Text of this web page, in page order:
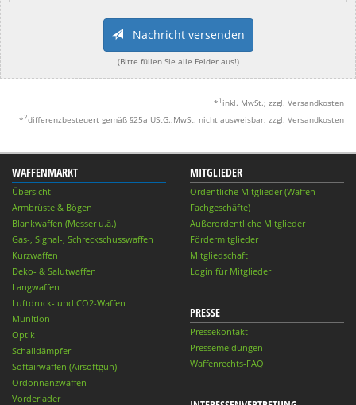
Nachricht versenden
(Bitte füllen Sie alle Felder aus!)
* 1 inkl. MwSt.; zzgl. Versandkosten
*2differenzbesteuert gemäß §25a UStG.;MwSt. nicht ausweisbar; zzgl. Versandkosten
WAFFENMARKT
Übersicht
Armbrüste & Bögen
Blankwaffen (Messer u.ä.)
Gas-, Signal-, Schreckschusswaffen
Kurzwaffen
Deko- & Salutwaffen
Langwaffen
Luftdruck- und CO2-Waffen
Munition
Optik
Schalldämpfer
Softairwaffen (Airsoftgun)
Ordonnanzwaffen
Vorderlader
MITGLIEDER
Ordentliche Mitglieder (Waffen-
Fachgeschäfte)
Außerordentliche Mitglieder
Fördermitglieder
Mitgliedschaft
Login für Mitglieder
PRESSE
Pressekontakt
Pressemeldungen
Waffenrechts-FAQ